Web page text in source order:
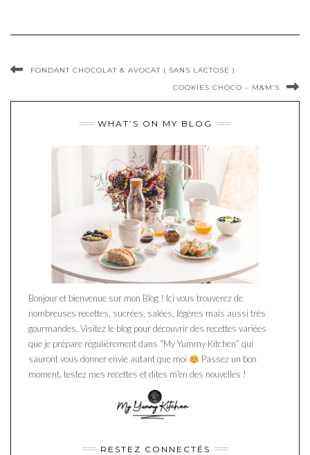
FONDANT CHOCOLAT & AVOCAT ( SANS LACTOSE )
COOKIES CHOCO – M&M’S
WHAT’S ON MY BLOG
Bonjour et bienvenue sur mon Blog ! Ici vous trouverez de
nombreuses recettes, sucrées, salées, légères mais aussi très
gourmandes. Visitez le blog pour découvrir des recettes variées
que je prépare régulièrement dans “My Yummy Kitchen” qui
sauront vous donner envie autant que moi
Passez un bon
moment, testez mes recettes et dites m'en des nouvelles !
RESTEZ CONNECTÉS